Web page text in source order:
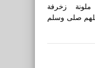
ملونة زخرفة
صلى وسلم